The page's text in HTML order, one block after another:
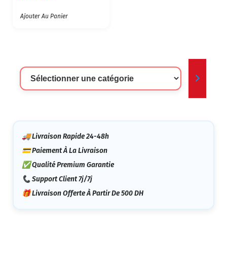
Ajouter Au Panier
Sélectionner
🚚 Livraison Rapide 24-48h
💳 Paiement À La Livraison
✅ Qualité Premium Garantie
📞 Support Client 7j/7j
🎁 Livraison Offerte À Partir De 500 DH